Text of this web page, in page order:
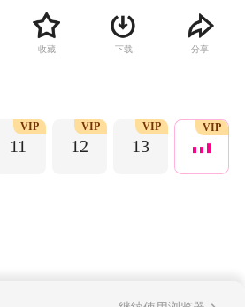
助手玛丽一起成立了“爱情
，只要按照他的“九死一生”原则，所有爱情
上的难题都可以迎刃而解，他的方法有口皆
收藏 下载 分享
11
VIP
12
VIP
13
VIP VIP